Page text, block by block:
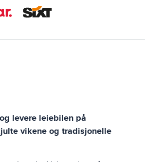
levere leiebilen på
vikene og tradisjonelle